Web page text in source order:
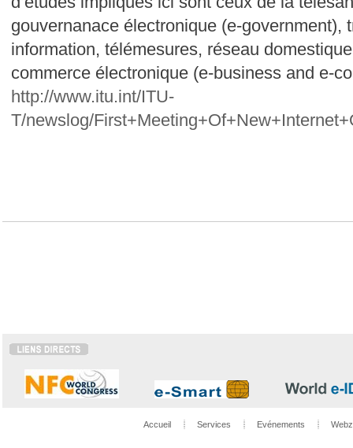
gouvernanace électronique (e-government),
information, télémesures, réseau
commerce électronique (e-business and e-
http://www.itu.int/ITU-
T/newslog/
Accueil Services Evénements